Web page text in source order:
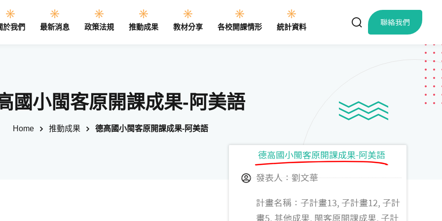
於我們 最新消息 政策法規 推動成果 教材分享 各校開課情形 統計資料 聯絡我們
國小閩客原開課成果-阿美語
Home 推動成果 德高國小閩客原開課成果-阿美語
德高國小閩客原開課成果-阿美語
發表人：劉文華
計畫名稱：子計畫13, 子計畫12, 子計
畫5, 其他成果, 閩客原開課成果, 子計
Sign in